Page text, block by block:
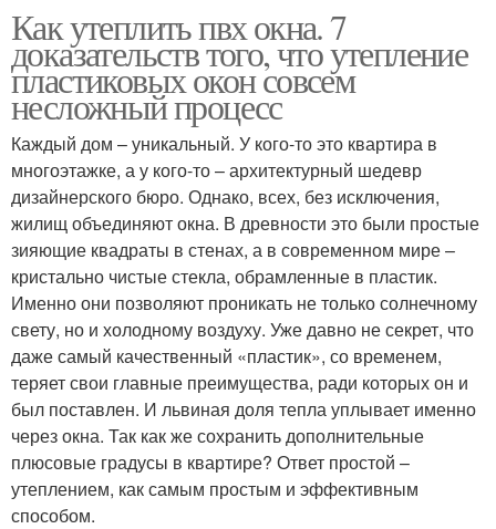
Как утеплить пвх окна. 7
доказательств того, что утепление
пластиковых окон совсем
несложный процесс
Каждый дом – уникальный. У кого-то это квартира в
многоэтажке, а у кого-то – архитектурный шедевр
дизайнерского бюро. Однако, всех, без исключения,
жилищ объединяют окна. В древности это были простые
зияющие квадраты в стенах, а в современном мире –
кристально чистые стекла, обрамленные в пластик.
Именно они позволяют проникать не только солнечному
свету, но и холодному воздуху. Уже давно не секрет, что
даже самый качественный «пластик», со временем,
теряет свои главные преимущества, ради которых он и
был поставлен. И львиная доля тепла уплывает именно
через окна. Так как же сохранить дополнительные
плюсовые градусы в квартире? Ответ простой –
утеплением, как самым простым и эффективным
способом.